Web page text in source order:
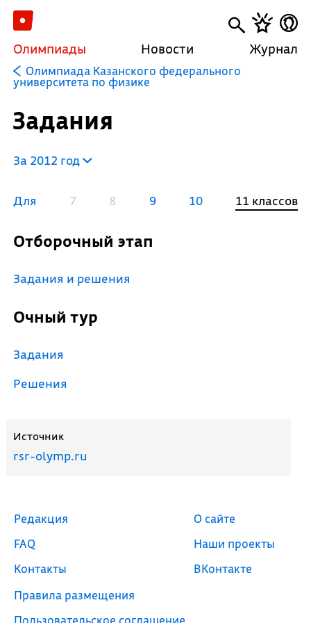
Олимпиады Новости Журнал
Олимпиада Казанского федерального
университета по физике
Задания
За 2012 год
Для 7 8 9 10 11 классов
Отборочный этап
Задания и решения
Очный тур
Задания
Решения
Источник
rsr-olymp.ru
Редакция
FAQ
Контакты
Правила размещения
Пользовательское соглашение
О сайте
Наши проекты
ВКонтакте